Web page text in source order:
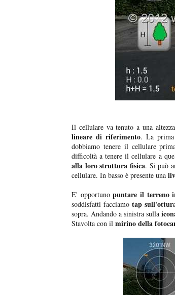
Il cellulare va tenuto a una
lineare di riferimento. La prima
dobbiamo tenere il cellulare
difficoltà a tenere il cellulare a
alla loro struttura fisica. Si può
cellulare. In basso è presente una
E' opportunopuntare il terreno
soddisfatti facciamotap
sopra. Andando a sinistra sulla
Stavolta con il mirino della